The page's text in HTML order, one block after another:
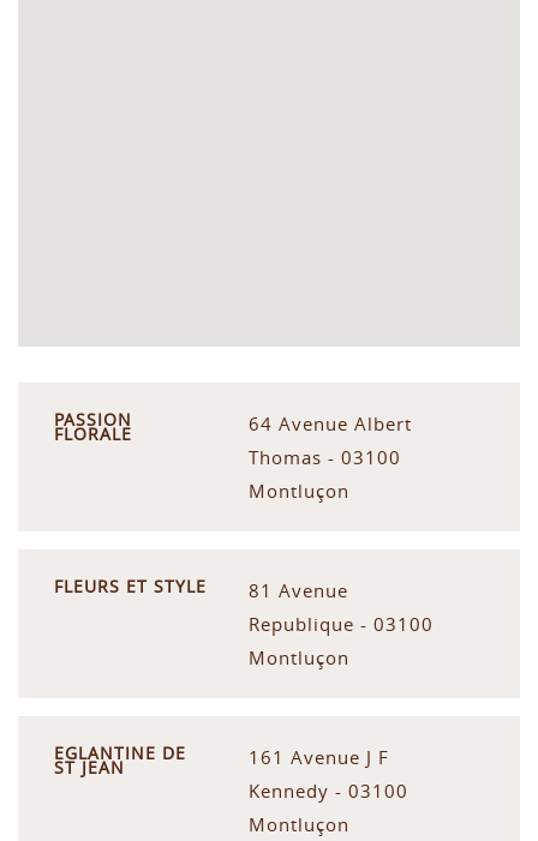
PASSION
FLORALE
64 Avenue Albert
Thomas - 03100
Montluçon
FLEURS ET STYLE
81 Avenue
Republique - 03100
Montluçon
EGLANTINE DE
ST JEAN
161 Avenue J F
Kennedy - 03100
Montluçon